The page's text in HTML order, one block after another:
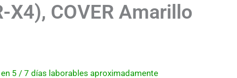
X4), COVER Amarillo
5 / 7 días laborables aproximadamente